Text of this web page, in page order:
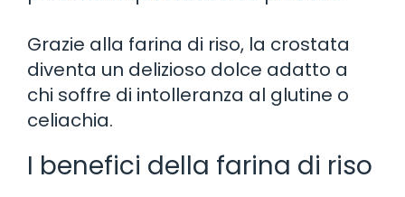
Grazie alla farina di riso, la crostata
diventa un delizioso dolce adatto a
chi soffre di intolleranza al glutine o
celiachia.
I benefici della farina di riso